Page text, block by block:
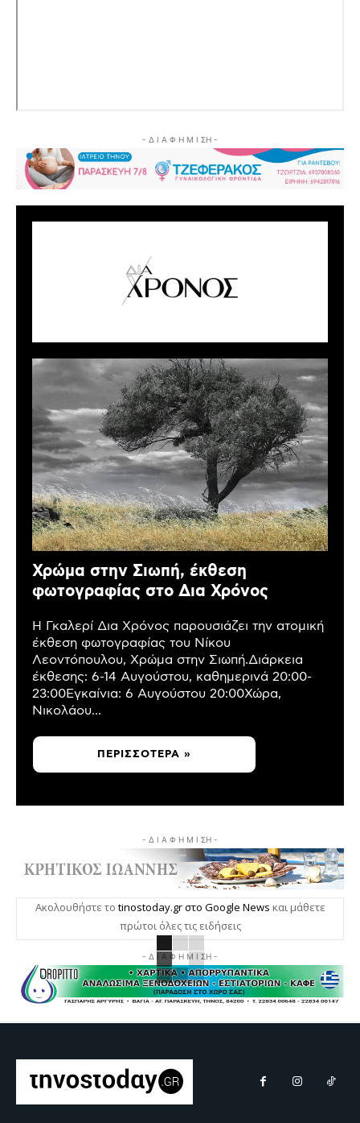
- Δ Ι Α Φ Η Μ Ι ΣΗ -
Χρώμα στην Σιωπή, έκθεση
φωτογραφίας στο Δια Χρόνος
Η Γκαλερί Δια Χρόνος παρουσιάζει την ατομική
έκθεση φωτογραφίας του Νίκου
Λεοντόπουλου, Χρώμα στην Σιωπή.Διάρκεια
έκθεσης: 6-14 Αυγούστου, καθημερινά 20:00-
23:00Εγκαίνια: 6 Αυγούστου 20:00Χώρα,
Νικολάου...
ΠΕΡΙΣΣΌΤΕΡΑ »
- Δ Ι Α Φ Η Μ Ι ΣΗ -
Ακολουθήστε το tinostoday.gr στο Google News και μάθετε
πρώτοι όλες τις ειδήσεις
- Δ Ι Α Φ Η Μ Ι ΣΗ -